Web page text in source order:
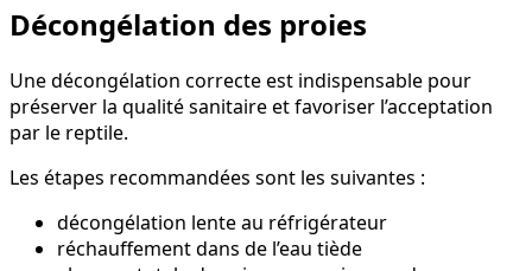
Décongélation des proies
Une décongélation correcte est indispensable pour
préserver la qualité sanitaire et favoriser l’acceptation
par le reptile.
Les étapes recommandées sont les suivantes :
décongélation lente au réfrigérateur
réchauffement dans de l’eau tiède